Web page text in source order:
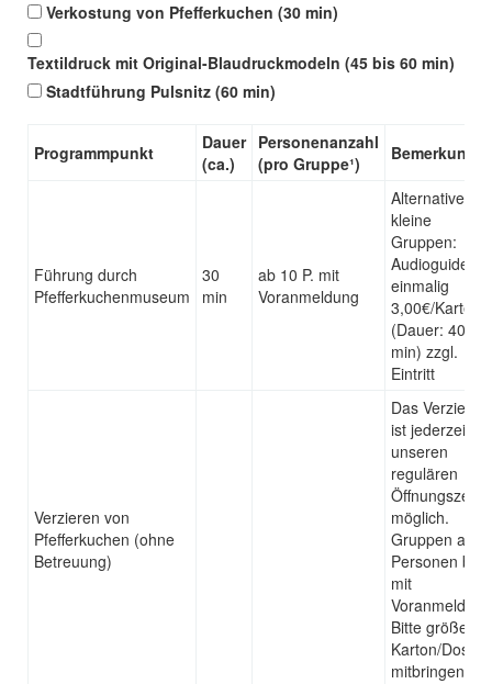
Verkostung von Pfefferkuchen (30 min)
Textildruck mit Original-Blaudruckmodeln (45 bis 60 min)
Stadtführung Pulsnitz (60 min)
Programmpunkt
Dauer
(ca.)
Personenanzahl
(pro Gruppe¹)
Führung durch
Pfefferkuchenmuseum
30
min
ab 10 P. mit
Voranmeldung
Alternative für
kleine
Gruppen:
Audioguide
einmalig
3,00€/Karte
(Dauer: 40
min) zzgl.
Eintritt
Verzieren von
Pfefferkuchen (ohne
Betreuung)
Das Verzieren
ist jederzeit zu
unseren
regulären
möglich.
Gruppen ab
Personen bitte
mit
Bitte größeren
Karton/Dose
mitbringen!